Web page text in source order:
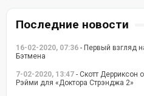
Последние новости
16-02-2020, 07:36 - Первый взгляд
Бэтмена
7-02-2020, 13:47 - Скотт Дерриксон
Рэйми для «Доктора Стрэнджа 2»